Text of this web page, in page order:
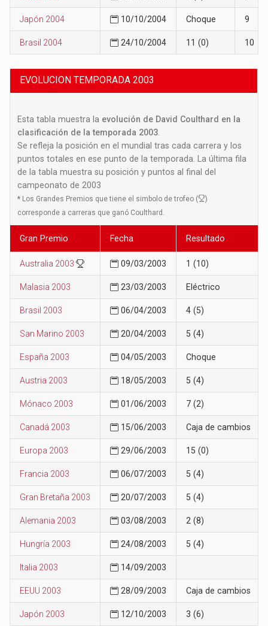
Japón 2004 10/10/2004 Choque 9
Brasil 2004 24/10/2004 11 (0) 10
EVOLUCION TEMPORADA 2003
Esta tabla muestra la evolución de David Coulthard en la
clasificación de la temporada 2003
Se refleja la posición en el mundial tras cada carrera y los
puntos totales en ese punto de la temporada. La última fila
de la tabla muestra su posición y puntos al final del
campeonato de 2003
* Los Grandes Premios que tiene el simbolo de trofeo (
)
corresponde a carreras que ganó Coulthard.
Gran Premio Fecha Resultado
Australia 2003 09/03/2003 1 (10)
Malasia 2003 23/03/2003 Eléctrico
Brasil 2003 06/04/2003 4 (5)
San Marino 2003 20/04/2003 5 (4)
España 2003 04/05/2003 Choque
Austria 2003 18/05/2003 5 (4)
Mónaco 2003 01/06/2003 7 (2)
Canadá 2003 15/06/2003 Caja de cambios
Europa 2003 29/06/2003 15 (0)
Francia 2003 06/07/2003 5 (4)
Gran Bretaña 2003 20/07/2003 5 (4)
Alemania 2003 03/08/2003 2 (8)
Hungría 2003 24/08/2003 5 (4)
Italia 2003 14/09/2003
EEUU 2003 28/09/2003 Caja de cambios
Japón 2003 12/10/2003 3 (6)